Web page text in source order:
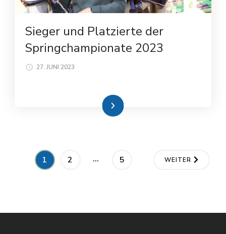
Sieger und Platzierte der
Springchampionate 2023
27. JUNI 2023
Weiterlesen
1 2 … 5 WEITER